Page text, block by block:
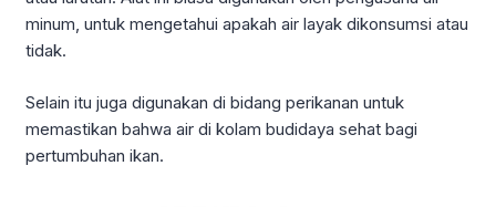
minum, untuk mengetahui apakah air layak dikonsumsi atau
tidak.
Selain itu juga digunakan di bidang perikanan untuk
memastikan bahwa air di kolam budidaya sehat bagi
pertumbuhan ikan.